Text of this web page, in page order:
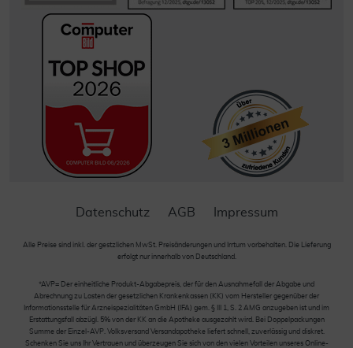
Datenschutz AGB Impressum
Alle Preise sind inkl. der gestzlichen MwSt. Preisänderungen und Irrtum vorbehalten. Die Lieferung
erfolgt nur innerhalb von Deutschland.
*AVP= Der einheitliche Produkt-Abgabepreis, der für den Ausnahmefall der Abgabe und
Abrechnung zu Lasten der gesetzlichen Krankenkassen (KK) vom Hersteller gegenüber der
Informationsstelle für Arzneispezialitäten GmbH (IFA) gem. § III 1, S. 2 AMG anzugeben ist und im
Erstattungsfall abzügl. 5% von der KK an die Apotheke ausgezahlt wird. Bei Doppelpackungen
Summe der Einzel-AVP. Volksversand Versandapotheke liefert schnell, zuverlässig und diskret.
Schenken Sie uns Ihr Vertrauen und überzeugen Sie sich von den vielen Vorteilen unseres Online-